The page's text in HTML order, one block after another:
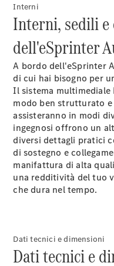
Tutti i Vito
Vito
Furgone
Vito Mixto
Vito Tourer
Configuratore
Mercedes-
Benz Store
Marco Polo
Interni
Interni, sedili
dell'eSprinter
A bordo dell'eSprinter
di cui hai bisogno per
Il sistema multimediale
modo ben strutturato
assisteranno in modi
ingegnosi offrono un
diversi dettagli pratici
di sostegno e
manifattura di alta
una redditività del tuo
che dura nel tempo.
Dati tecnici e dimensioni
Dati tecnici e